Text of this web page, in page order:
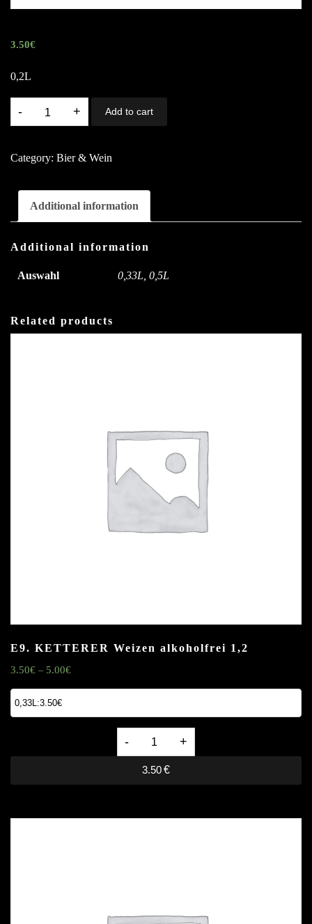
3.50€
0,2L
Rotwein
Add to cart
Category: Bier & Wein
Additional information
Additional information
Auswahl 0,33L, 0,5L
Related products
E9. KETTERER Weizen alkoholfrei 1,2
3.50€ – 5.00€
KETTERER
Weizen3.50€